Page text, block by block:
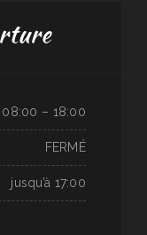
08:00 – 18:00
FERMÉ
jusqu’à 17:00